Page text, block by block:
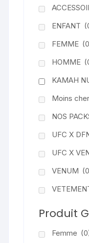
ENFANT
FEMME
HOMME
KAMAH
Moins cher
NOS
UFC X
UFC X
VENUM
Produit
Femme